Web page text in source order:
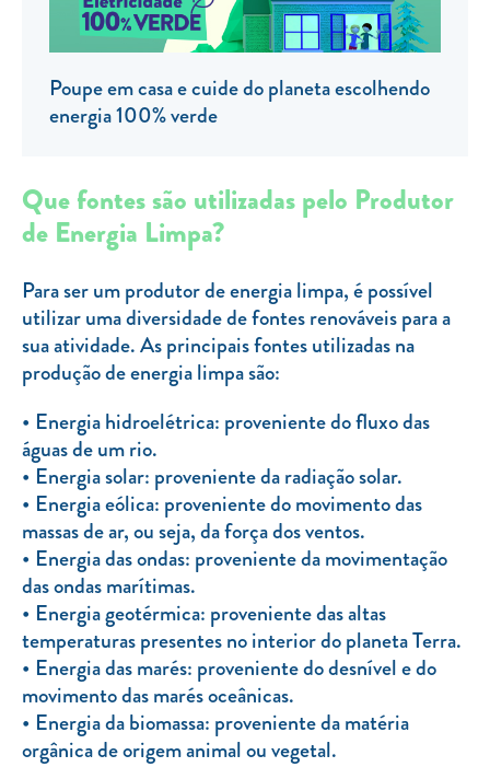
FRAUDE E SEGURANÇA
Documentos úteis
Livro de reclamações
Clientes com necessidades especiais
Clientes prioritários
Resolução alternativa de litígios
Poupe em casa e cuide do planeta escolhendo
energia 100% verde
Que fontes são utilizadas pelo Produtor
de Energia Limpa?
Para ser um produtor de energia limpa, é possível
utilizar uma diversidade de fontes renováveis para a
sua atividade. As principais fontes utilizadas na
produção de energia limpa são:
Energia hidroelétrica: proveniente do fluxo das
águas de um rio.
Energia solar: proveniente da radiação solar.
Energia eólica: proveniente do movimento das
massas de ar, ou seja, da força dos ventos.
Energia das ondas: proveniente da movimentação
das ondas marítimas.
Energia geotérmica: proveniente das altas
temperaturas presentes no interior do planeta Terra.
Energia das marés: proveniente do desnível e do
movimento das marés oceânicas.
Energia da biomassa: proveniente da matéria
orgânica de origem animal ou vegetal.